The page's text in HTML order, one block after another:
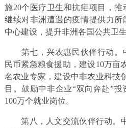
施20个医疗卫生和抗疟项目，推
继续对非洲遭遇的疫情提供力
中心建设，提升非洲各国公共卫生
第七，兴农惠民伙伴行动。
民币紧急粮食援助，建设10万亩
名农业专家，建设中非农业科技
目。鼓励中非企业“双向奔赴”
100万个就业岗位。
第八，人文交流伙伴行动。